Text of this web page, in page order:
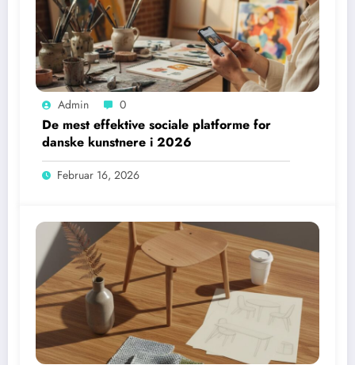
Admin 0
De mest effektive sociale platforme for
danske kunstnere i 2026
Februar 16, 2026